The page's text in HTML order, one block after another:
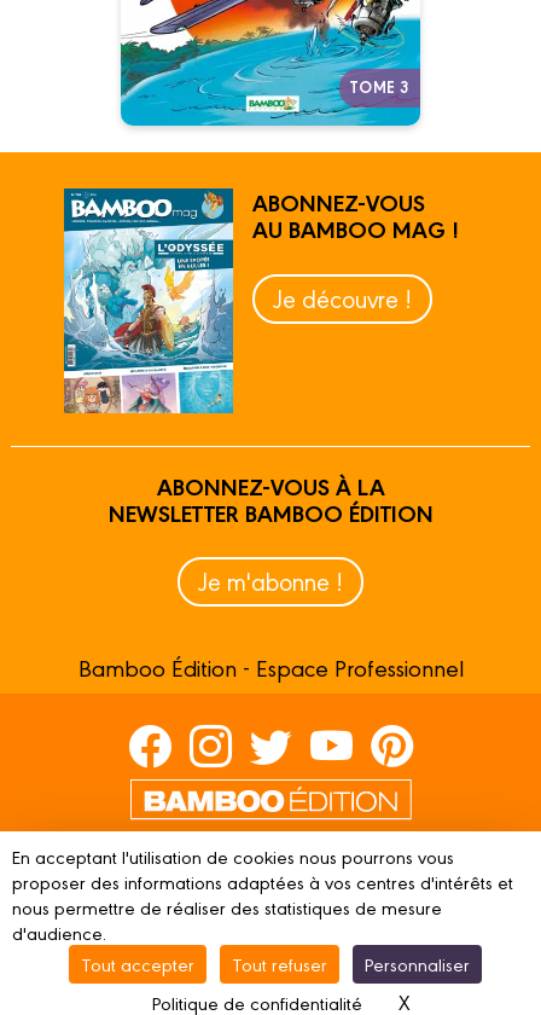
TOME 3
ABONNEZ-VOUS
AU BAMBOO MAG !
Je découvre !
ABONNEZ-VOUS À LA
NEWSLETTER BAMBOO ÉDITION
Je m'abonne !
Bamboo Édition - Espace Professionnel
Contactez-nous
Devenir partenaire
© 2023 BAMBOO ÉDITION Mentions légales
Conditions
d’utilisation
Vie privée Gestion des cookies
En acceptant l'utilisation de cookies nous pourrons vous
proposer des informations adaptées à vos centres d'intérêts et
nous permettre de réaliser des statistiques de mesure
d'audience.
Tout accepter
Tout refuser
Personnaliser
Politique de confidentialité
X